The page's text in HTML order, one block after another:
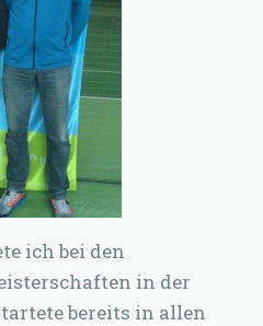
ich bei den
in der
bereits in allen